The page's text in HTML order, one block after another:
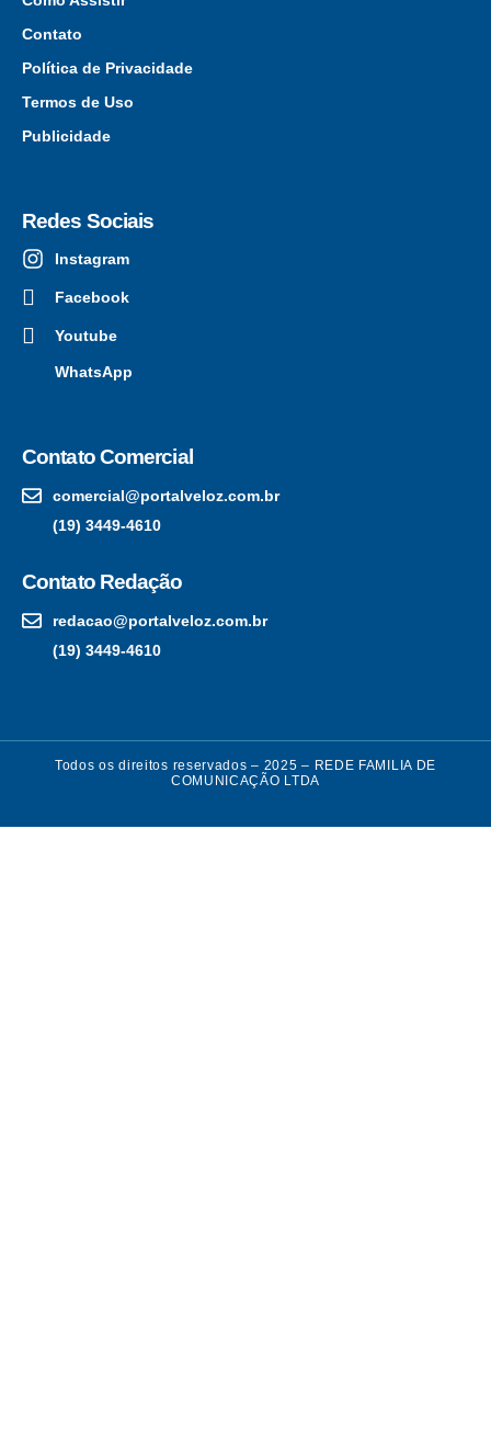
Contato
Política de Privacidade
Termos de Uso
Publicidade
Redes Sociais
Instagram
Facebook
Youtube
WhatsApp
Contato Comercial
comercial@portalveloz.com.br
(19) 3449-4610
Contato Redação
redacao@portalveloz.com.br
(19) 3449-4610
Todos os direitos reservados – 2025 – REDE FAMILIA DE
COMUNICAÇÃO LTDA